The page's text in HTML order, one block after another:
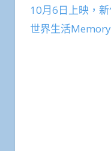
10月6日上映，
世界生活